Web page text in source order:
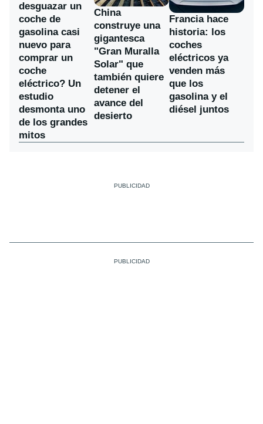
desguazar un
coche de
gasolina casi
nuevo para
comprar un
coche
eléctrico? Un
estudio
desmonta uno
de los grandes
mitos
China
construye una
gigantesca
"Gran Muralla
Solar" que
también quiere
detener el
avance del
desierto
Francia hace
historia: los
coches
eléctricos ya
venden más
que los
gasolina y el
diésel juntos